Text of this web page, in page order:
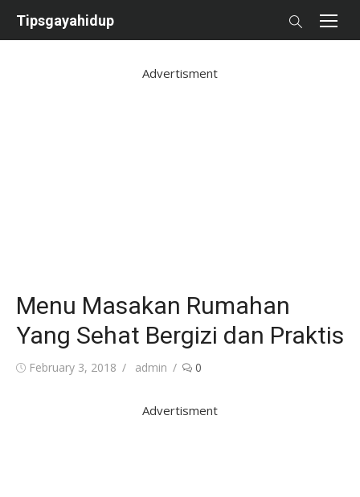
Tipsgayahidup
Advertisment
Menu Masakan Rumahan
Yang Sehat Bergizi dan Praktis
Posted
February 3, 2018 Author
admin 0
Advertisment